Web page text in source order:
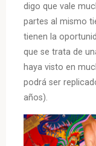
digo que vale
partes al mismo
tienen la
que se trata de
haya visto en
podrá ser
años).